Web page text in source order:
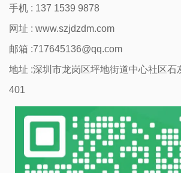
手机 : 137 1539 9878
网址 : www.szjdzdm.com
邮箱 :717645136@qq.com
地址 :深圳市龙岗区坪地街道中心社区石
401